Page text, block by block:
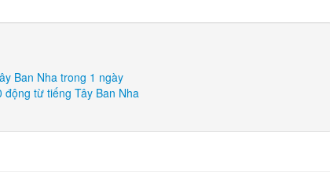
Ban Nha trong 1 ngày
động từ tiếng Tây Ban Nha